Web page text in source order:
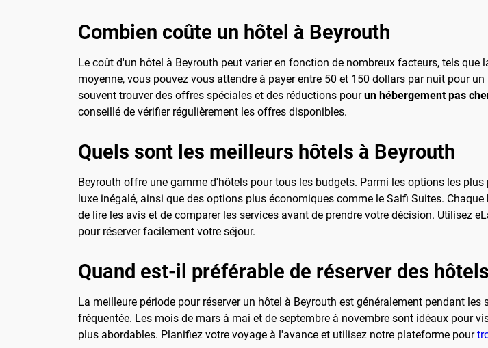
Combien coûte un hôtel à Beyrouth
Le coût d'un hôtel à Beyrouth peut varier en fonction de nombreux facteurs, tels
moyenne, vous pouvez vous attendre à payer entre 50 et 150 dollars par nuit pour
souvent trouver des offres spéciales et des réductions pourun hébergement pas
conseillé de vérifier régulièrement les offres disponibles.
Quels sont les meilleurs hôtels à Beyrouth
Beyrouth offre une gamme d'hôtels pour tous les budgets. Parmi les options les
luxe inégalé, ainsi que des options plus économiques comme le Saifi Suites.
de lire les avis et de comparer les services avant de prendre votre décision. Utilisez
pour réserver facilement votre séjour.
Quand est-il préférable de réserver des
La meilleure période pour réserver un hôtel à Beyrouth est généralement pendant
fréquentée. Les mois de mars à mai et de septembre à novembre sont idéaux pour
plus abordables. Planifiez votre voyage à l'avance et utilisez notre plateforme pour